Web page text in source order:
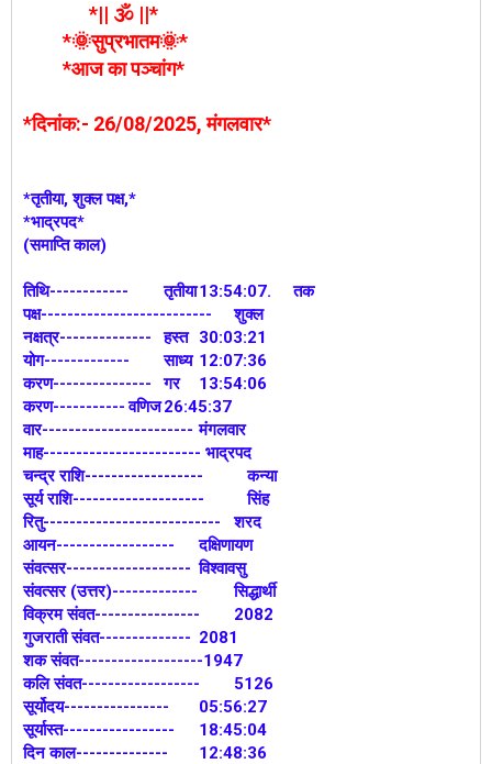
*|| 🕉️ ||*
*🌞सुप्रभातम🌞*
*आज का पञ्चांग*
*दिनांक:- 26/08/2025, मंगलवार*
*तृतीया, शुक्ल पक्ष,*
*भाद्रपद*
(समाप्ति काल)
तिथि------------ तृतीया13:54:07. तक
पक्ष--------------------------
शुक्ल
नक्षत्र--------------
हस्त
30:03:21
योग-------------
साध्य 12:07:36
करण---------------
गर
13:54:06
करण----------- वणिज26:45:37
वार----------------------- मंगलवार
माह------------------------ भाद्रपद
चन्द्र राशि------------------
कन्या
सूर्य राशि--------------------
सिंह
रितु---------------------------
शरद
आयन------------------
दक्षिणायण
संवत्सर------------------- विश्वावसु
संवत्सर (उत्तर)-------------
सिद्धार्थी
विक्रम संवत----------------
2082
गुजराती संवत-------------- 2081
शक संवत-------------------1947
कलि संवत------------------
5126
सूर्योदय----------------
05:56:27
सूर्यास्त-----------------
18:45:04
दिन काल--------------
12:48:36